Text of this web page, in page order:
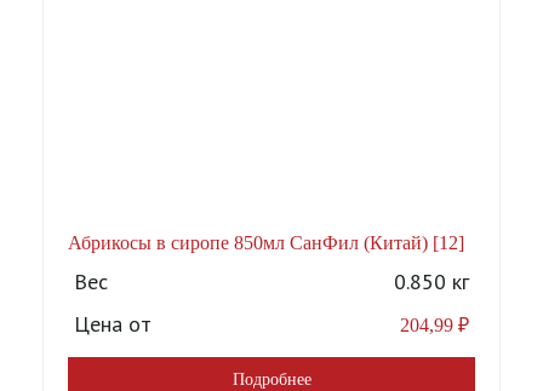
Абрикосы в сиропе 850мл СанФил (Китай) [12]
Вес
0.850 кг
Цена от
204,99 ₽
Подробнее